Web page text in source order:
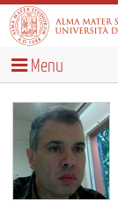
Menu